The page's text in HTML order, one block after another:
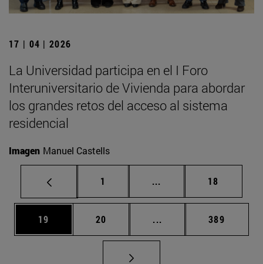
17 | 04 | 2026
La Universidad participa en el I Foro
Interuniversitario de Vivienda para abordar
los grandes retos del acceso al sistema
residencial
Imagen Manuel Castells
Página
1 ... Páginas intermedias
Página
18
Página
19 Página
20 ... Páginas intermedias
Página
389